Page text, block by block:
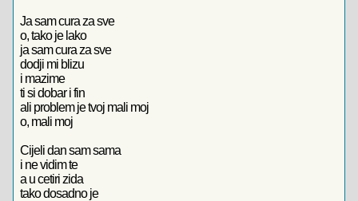
Ja sam cura za sve
o, tako je lako
ja sam cura za sve
dodji mi blizu
i mazime
ti si dobar i fin
ali problem je tvoj mali moj
o, mali moj
Cijeli dan sam sama
i ne vidim te
a u cetiri zida
tako dosadno je